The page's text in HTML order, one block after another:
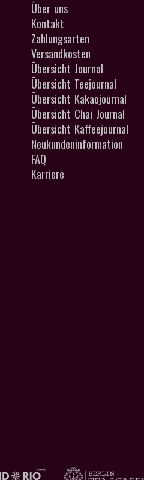
Mineralized Filterkartuschen für
Tischwasserfilter AQUAlizer
Über uns
Kontakt
Zahlungsarten
Versandkosten
Übersicht Journal
Übersicht Teejournal
Übersicht Kakaojournal
Übersicht Chai Journal
Übersicht Kaffeejournal
Neukundeninformation
FAQ
Karriere